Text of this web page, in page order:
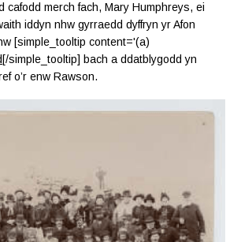
cafodd merch fach, Mary Humphreys, ei
iddyn nhw gyrraedd dyffryn yr Afon
[simple_tooltip content='(a)
[/simple_tooltip] bach a ddatblygodd yn
o’r enw Rawson.